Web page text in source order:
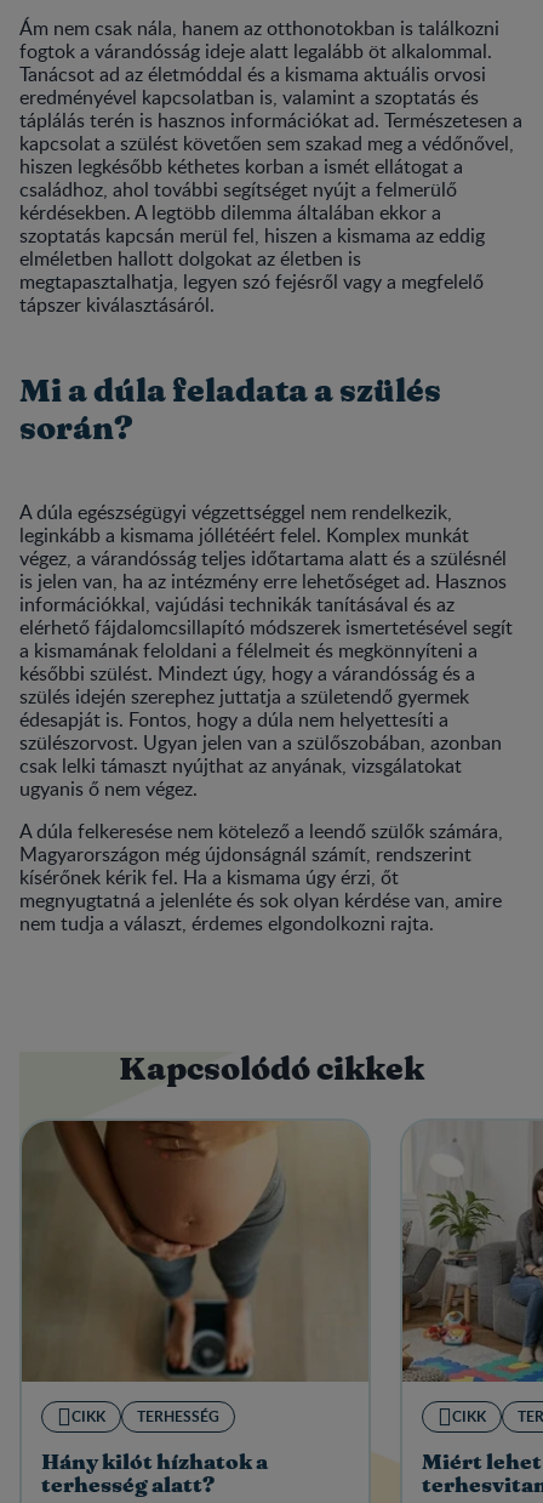
Ám nem csak nála, hanem az otthonotokban is találkozni
fogtok a várandósság ideje alatt legalább öt alkalommal.
Tanácsot ad az életmóddal és a kismama aktuális orvosi
eredményével kapcsolatban is, valamint a szoptatás és
táplálás terén is hasznos információkat ad. Természetesen a
kapcsolat a szülést követően sem szakad meg a védőnővel,
hiszen legkésőbb kéthetes korban a ismét ellátogat a
családhoz, ahol további segítséget nyújt a felmerülő
kérdésekben. A legtöbb dilemma általában ekkor a
szoptatás kapcsán merül fel, hiszen a kismama az eddig
elméletben hallott dolgokat az életben is
megtapasztalhatja, legyen szó fejésről vagy a megfelelő
tápszer kiválasztásáról.
Mi a dúla feladata a szülés
során?
A dúla egészségügyi végzettséggel nem rendelkezik,
leginkább a kismama jóllétéért felel. Komplex munkát
végez, a várandósság teljes időtartama alatt és a szülésnél
is jelen van, ha az intézmény erre lehetőséget ad. Hasznos
információkkal, vajúdási technikák tanításával és az
elérhető fájdalomcsillapító módszerek ismertetésével segít
a kismamának feloldani a félelmeit és megkönnyíteni a
későbbi szülést. Mindezt úgy, hogy a várandósság és a
szülés idején szerephez juttatja a születendő gyermek
édesapját is. Fontos, hogy a dúla nem helyettesíti a
szülészorvost. Ugyan jelen van a szülőszobában, azonban
csak lelki támaszt nyújthat az anyának, vizsgálatokat
ugyanis ő nem végez.
A dúla felkeresése nem kötelező a leendő szülők számára,
Magyarországon még újdonságnál számít, rendszerint
kísérőnek kérik fel. Ha a kismama úgy érzi, őt
megnyugtatná a jelenléte és sok olyan kérdése van, amire
nem tudja a választ, érdemes elgondolkozni rajta.
Kapcsolódó cikkek
CIKK TERHESSÉG
Hány kilót hízhatok a
terhesség alatt?
CIKK
Miért lehet